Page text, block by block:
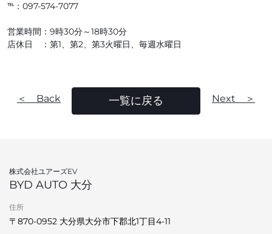
℡：097-574-7077
営業時間：9時30分～18時30分
店休日 ：第1、第2、第3火曜日、毎週水曜日
＜ Back 一覧に戻る Next ＞
株式会社ユアーズEV
BYD AUTO 大分
住所
〒870-0952 大分県大分市下郡北1丁目4-11